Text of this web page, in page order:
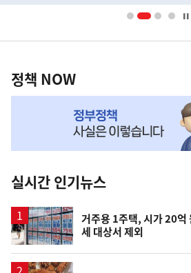
영
책
NOW,
뉴
스
정책 NOW
실시간 인기뉴스
거주용 1주택, 시가 20억
세 대상서 제외